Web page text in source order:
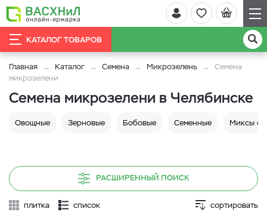
КАТАЛОГ ТОВАРОВ
Главная Каталог Семена Микрозелень
Семена
микрозелени
Семена микрозелени в Челябинске
Овощные Зерновые Бобовые Семенные Миксы
РАСШИРЕННЫЙ ПОИСК
плитка список сортировать